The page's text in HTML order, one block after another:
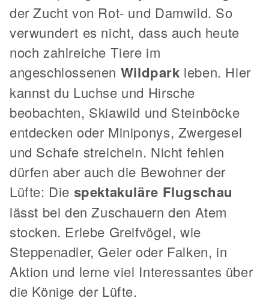
der Zucht von Rot- und Damwild. So
verwundert es nicht, dass auch heute
noch zahlreiche Tiere im
angeschlossenen Wildpark leben. Hier
kannst du Luchse und Hirsche
beobachten, Skiawild und Steinböcke
entdecken oder Miniponys, Zwergesel
und Schafe streicheln. Nicht fehlen
dürfen aber auch die Bewohner der
Lüfte: Die spektakuläre Flugschau
lässt bei den Zuschauern den Atem
stocken. Erlebe Greifvögel, wie
Steppenadler, Geier oder Falken, in
Aktion und lerne viel Interessantes über
die Könige der Lüfte.